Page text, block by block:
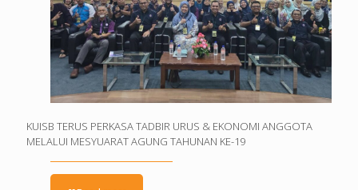
KUISB TERUS PERKASA TADBIR URUS & EKONOMI ANGGOTA
MELALUI MESYUARAT AGUNG TAHUNAN KE-19